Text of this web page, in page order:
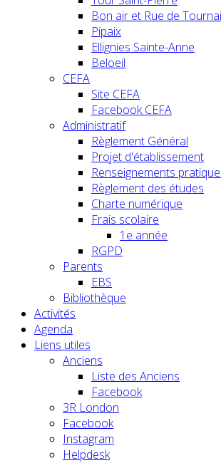
Bon air et Rue de Tournai
Pipaix
Ellignies Sainte-Anne
Beloeil
CEFA
Site CEFA
Facebook CEFA
Administratif
Règlement Général
Projet d'établissement
Renseignements
Règlement des études
Charte numérique
Frais scolaire
1e année
RGPD
Parents
EBS
Bibliothèque
Activités
Agenda
Liens utiles
Anciens
Liste des Anciens
Facebook
3R London
Facebook
Instagram
Helpdesk